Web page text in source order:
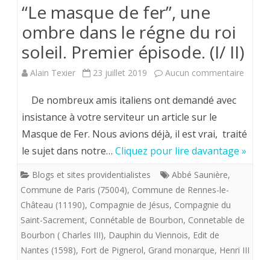
“Le masque de fer”, une
ombre dans le régne du roi
soleil. Premier épisode. (I/ II)
Alain Texier 23 juillet 2019 Aucun commentaire
de
fer”,
dans
De nombreux amis italiens ont demandé avec
insistance à votre serviteur un article sur le
Masque de Fer. Nous avions déjà, il est vrai, traité
le sujet dans notre… Cliquez pour lire davantage »
Blogs et sites providentialistes Abbé Saunière,
Commune de Paris (75004), Commune de Rennes-le-
Château (11190), Compagnie de Jésus, Compagnie du
Saint-Sacrement, Connétable de Bourbon, Connetable de
Bourbon ( Charles III), Dauphin du Viennois, Edit de
Nantes (1598), Fort de Pignerol, Grand monarque, Henri III